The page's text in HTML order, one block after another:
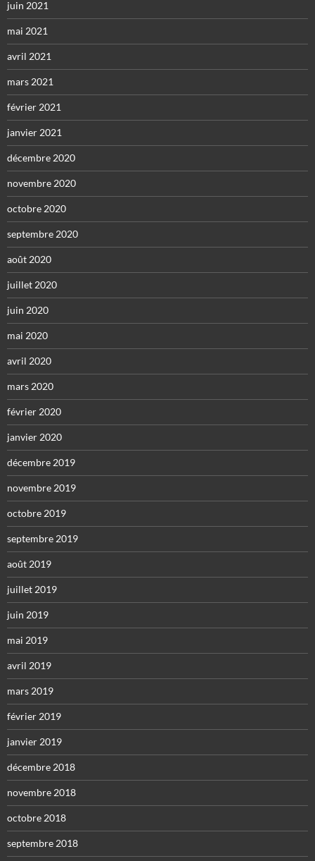
juin 2021
mai 2021
avril 2021
mars 2021
février 2021
janvier 2021
décembre 2020
novembre 2020
octobre 2020
septembre 2020
août 2020
juillet 2020
juin 2020
mai 2020
avril 2020
mars 2020
février 2020
janvier 2020
décembre 2019
novembre 2019
octobre 2019
septembre 2019
août 2019
juillet 2019
juin 2019
mai 2019
avril 2019
mars 2019
février 2019
janvier 2019
décembre 2018
novembre 2018
octobre 2018
septembre 2018